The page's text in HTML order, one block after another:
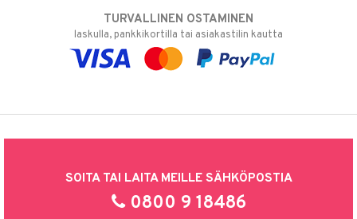
TURVALLINEN OSTAMINEN
laskulla, pankkikortilla tai asiakastilin kautta
SOITA TAI LAITA MEILLE SÄHKÖPOSTIA
0800 9 18486